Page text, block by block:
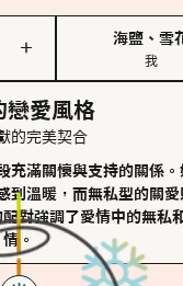
＋
海鹽、雪
我
戀愛風格
的完美契合
充滿關懷與支持的關係。
到溫暖，而無私型的關愛
對強調了愛情中的無私
情。